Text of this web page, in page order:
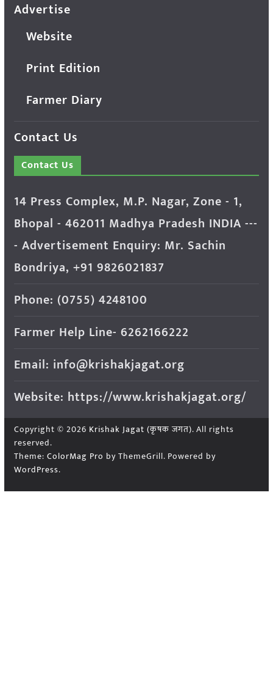
Advertise
Website
Print Edition
Farmer Diary
Contact Us
Contact Us
14 Press Complex, M.P. Nagar, Zone - 1,
Bhopal - 462011 Madhya Pradesh INDIA ---
- Advertisement Enquiry: Mr. Sachin
Bondriya, +91 9826021837
Phone: (0755) 4248100
Farmer Help Line- 6262166222
Email: info@krishakjagat.org
Website: https://www.krishakjagat.org/
Copyright © 2026 Krishak Jagat (कृषक जगत). All rights
reserved.
Theme: ColorMag Pro by ThemeGrill. Powered by
WordPress.